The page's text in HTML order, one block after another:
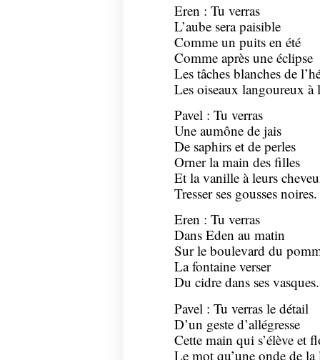
Eren : Tu verras
L’aube sera paisible
Comme un puits en été
Comme après une éclipse
Les tâches blanches de
Les oiseaux langoureux à
Pavel : Tu verras
Une aumône de jais
De saphirs et de perles
Orner la main des filles
Et la vanille à leurs
Tresser ses gousses noires.
Eren : Tu verras
Dans Eden au matin
Sur le boulevard du
La fontaine verser
Du cidre dans ses vasques.
Pavel : Tu verras le détail
D’un geste d’allégresse
Cette main qui s’élève et
Le mot qu’une onde de la